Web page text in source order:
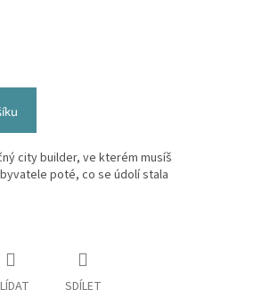
city builder, ve kterém musíš
poté, co se údolí stala
SDÍLET